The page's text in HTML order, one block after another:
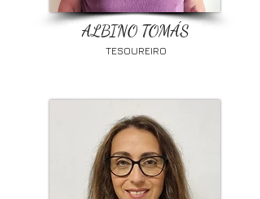
ALBINO TOMÁS
TESOUREIRO